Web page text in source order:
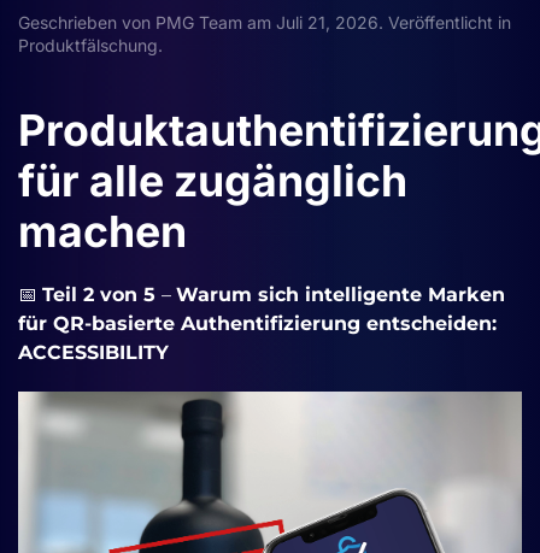
Geschrieben von PMG Team am Juli 21, 2026. Veröffentlicht in
Produktfälschung.
für alle zugänglich
machen
📅 Teil 2 von 5 – Warum sich intelligente Marken
für QR-basierte Authentifizierung entscheiden:
ACCESSIBILITY